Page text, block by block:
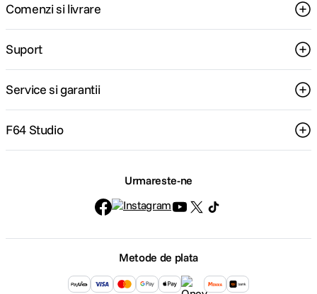
Comenzi si livrare
Suport
Service si garantii
F64 Studio
Urmareste-ne
Metode de plata